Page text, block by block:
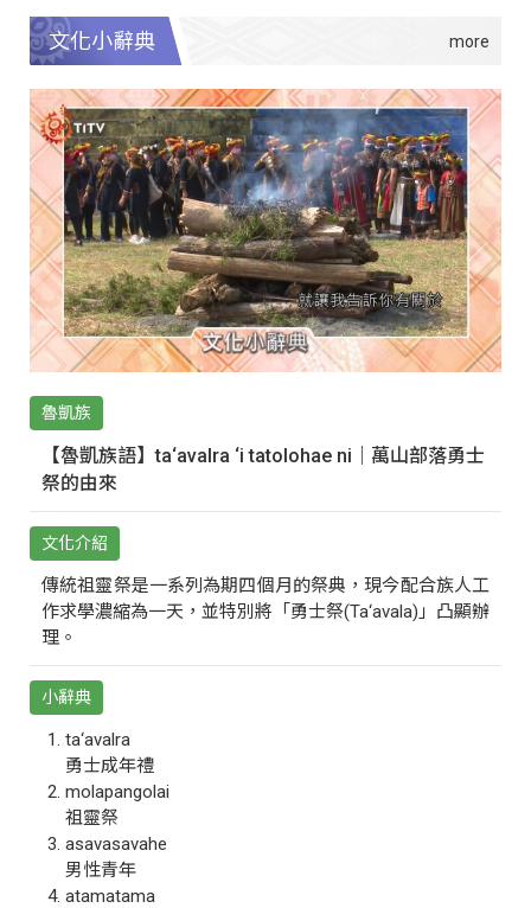
文化小辭典
魯凱族
【魯凱族語】ta‘avalra ‘i tatolohae ni｜萬山部落勇士
祭的由來
文化介紹
傳統祖靈祭是一系列為期四個月的祭典，現今配合族人工
作求學濃縮為一天，並特別將「勇士祭(Ta‘avala)」凸顯辦
理。
小辭典
ta‘avalra
勇士成年禮
molapangolai
祖靈祭
asavasavahe
男性青年
atamatama